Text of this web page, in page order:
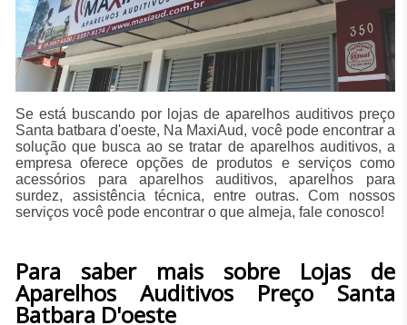
Se está buscando por lojas de aparelhos auditivos preço
Santa batbara d'oeste, Na MaxiAud, você pode encontrar a
solução que busca ao se tratar de aparelhos auditivos, a
empresa oferece opções de produtos e serviços como
acessórios para aparelhos auditivos, aparelhos para
surdez, assistência técnica, entre outras. Com nossos
serviços você pode encontrar o que almeja, fale conosco!
Para saber mais sobre Lojas de
Aparelhos Auditivos Preço Santa
Batbara D'oeste